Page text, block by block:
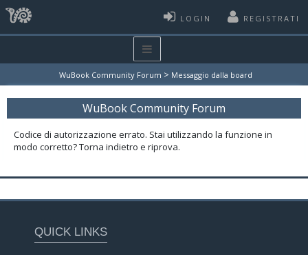
LOGIN REGISTRATI
WuBook Community Forum > Messaggio dalla board
WuBook Community Forum
Codice di autorizzazione errato. Stai utilizzando la funzione in
modo corretto? Torna indietro e riprova.
QUICK LINKS